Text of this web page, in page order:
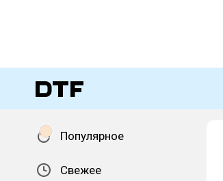
Популярное
Свежее